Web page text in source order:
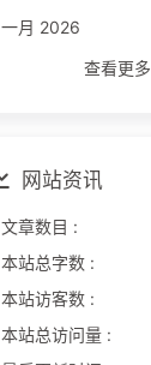
一月 2026
查看更多
网站资讯
文章数目 :
本站总字数 :
本站访客数 :
本站总访问量 :